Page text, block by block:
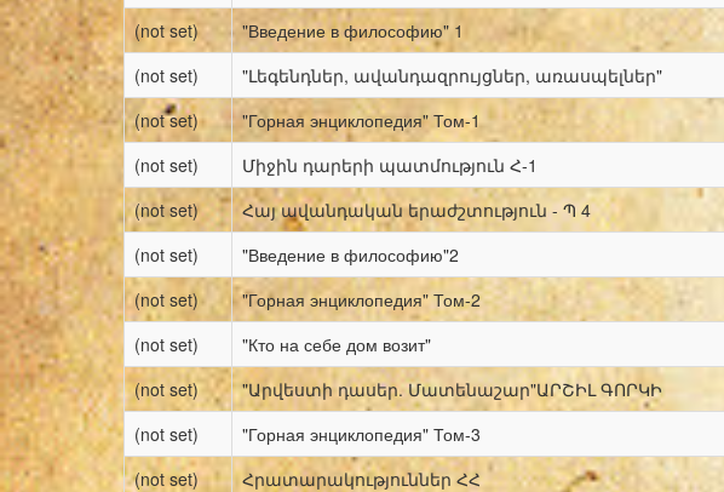
(not set)
"Введение в философию" 1
(not set)
"Լեգենդներ, ավանդազրույցներ, առասպելներ"
(not set)
"Горная энциклопедия" Том-1
(not set)
Միջին դարերի պատմություն Հ-1
(not set)
Հայ ավանդական երաժշտություն - Պ 4
(not set)
"Введение в философию"2
(not set)
"Горная энциклопедия" Том-2
(not set)
"Кто на себе дом возит"
(not set)
"Արվեստի դասեր. Մատենաշար"ԱՐՇԻԼ ԳՈՐԿԻ
(not set)
"Горная энциклопедия" Том-3
(not set)
Հրատարակություններ ՀՀ